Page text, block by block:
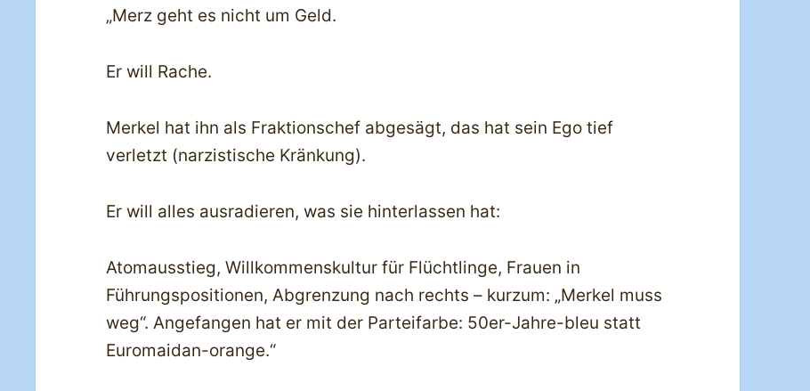
„Merz geht es nicht um Geld.
Er will Rache.
Merkel hat ihn als Fraktionschef abgesägt, das hat sein Ego tief
verletzt (narzistische Kränkung).
Er will alles ausradieren, was sie hinterlassen hat:
Atomausstieg, Willkommenskultur für Flüchtlinge, Frauen in
Führungspositionen, Abgrenzung nach rechts – kurzum: „Merkel muss
weg“. Angefangen hat er mit der Parteifarbe: 50er-Jahre-bleu statt
Euromaidan-orange.“